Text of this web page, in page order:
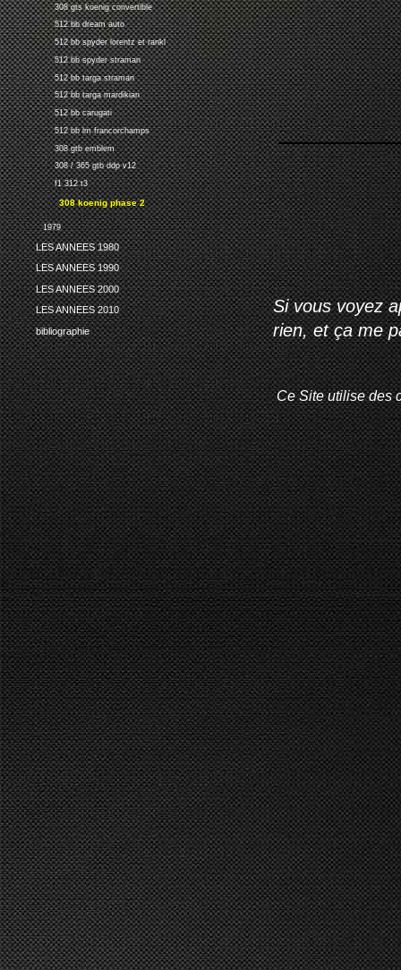
308 gts koenig convertible
512 bb dream auto
512 bb spyder lorentz et rankl
512 bb spyder straman
512 bb targa straman
512 bb targa mardikian
512 bb carugati
512 bb lm francorchamps
308 gtb emblem
308 / 365 gtb ddp v12
f1 312 t3
308 koenig phase 2
1979
LES ANNEES 1980
LES ANNEES 1990
LES ANNEES 2000
LES ANNEES 2010
bibliographie
Si vous voyez
rien, et ça me
Ce Site utilise des